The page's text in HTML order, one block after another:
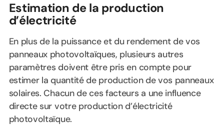
Estimation de la production
d’électricité
En plus de la puissance et du rendement de vos
panneaux photovoltaïques, plusieurs autres
paramètres doivent être pris en compte pour
estimer la quantité de production de vos panneaux
solaires. Chacun de ces facteurs a une influence
directe sur votre production d’électricité
photovoltaïque.